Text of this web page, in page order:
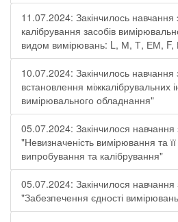
11.07.2024: Закінчилось навчання
калібрування засобів
видом вимірювань: L, М, Т, ЕМ, F,
10.07.2024: Закінчилось навчання
встановлення міжкалібрувальних
вимірювального обладнання"
05.07.2024: Закінчилося навчання
"Невизначеність вимірювання та
випробування та калібрування"
05.07.2024: Закінчилося навчання
"Забезпечення єдності